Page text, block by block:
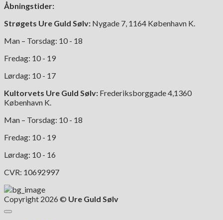
varesiden
Åbningstider:
Strøgets Ure Guld Sølv: Nygade 7, 1164 København K.
Man – Torsdag: 10 - 18
Fredag: 10 - 19
Lørdag: 10 - 17
Kultorvets Ure Guld Sølv: Frederiksborggade 4,1360
København K.
Man – Torsdag: 10 - 18
Fredag: 10 - 19
Lørdag: 10 - 16
CVR: 10692997
Copyright 2026 © Ure Guld Sølv